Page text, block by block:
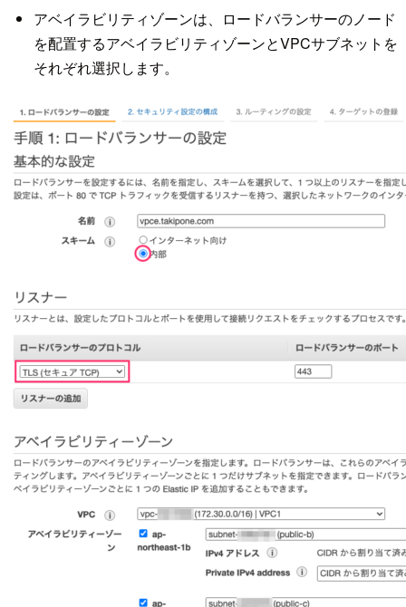
アベイラビリティゾーンは、ロードバランサーのノード
を配置するアベイラビリティゾーンとVPCサブネットを
それぞれ選択します。